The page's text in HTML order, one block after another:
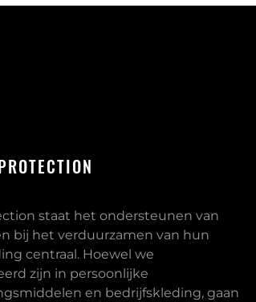
staat het ondersteunen van
bij het verduurzamen van hun
centraal. Hoewel we
zijn in persoonlijke
en bedrijfskleding, gaan